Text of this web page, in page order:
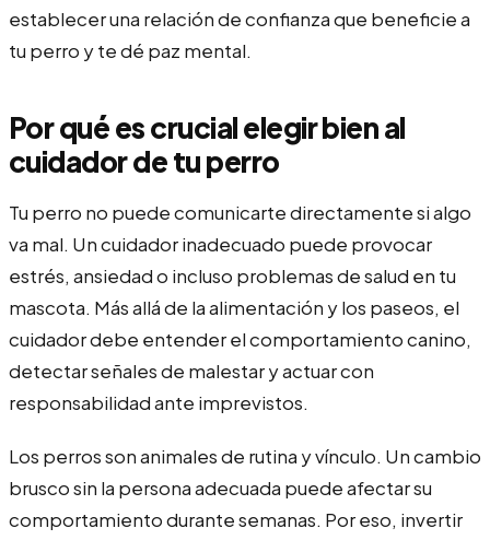
establecer una relación de confianza que beneficie a
tu perro y te dé paz mental.
Por qué es crucial elegir bien al
cuidador de tu perro
Tu perro no puede comunicarte directamente si algo
va mal. Un cuidador inadecuado puede provocar
estrés, ansiedad o incluso problemas de salud en tu
mascota. Más allá de la alimentación y los paseos, el
cuidador debe entender el comportamiento canino,
detectar señales de malestar y actuar con
responsabilidad ante imprevistos.
Los perros son animales de rutina y vínculo. Un cambio
brusco sin la persona adecuada puede afectar su
comportamiento durante semanas. Por eso, invertir